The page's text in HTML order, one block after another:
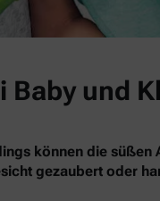
Baby und
können die
gezaubert oder